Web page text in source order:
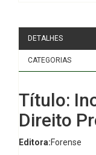
DETALHES
CATEGORIAS
Título:
Direito
Editora:Forense